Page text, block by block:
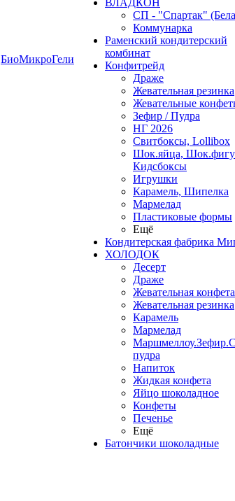
БиоМикроГели
ВЛАДКОН
СП - "Спартак"
Коммунарка
Раменский кондитерский
комбинат
Конфитрейд
Драже
Жевательная резинка
Жевательные
Зефир / Пудра
НГ 2026
Свитбоксы, Lollibox
Шок.яйца,
Кидсбоксы
Игрушки
Карамель, Шипелка
Мармелад
Пластиковые формы
Ещё
Кондитерская фабрика
ХОЛОДОК
Десерт
Драже
Жевательная конфета
Жевательная резинка
Карамель
Мармелад
пудра
Напиток
Жидкая конфета
Яйцо шоколадное
Конфеты
Печенье
Ещё
Батончики шоколадные